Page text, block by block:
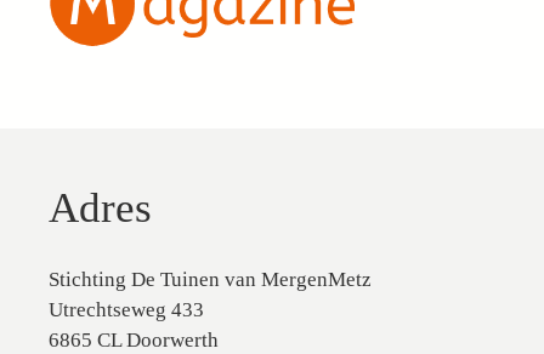
Adres
Stichting De Tuinen van MergenMetz
Utrechtseweg 433
6865 CL Doorwerth